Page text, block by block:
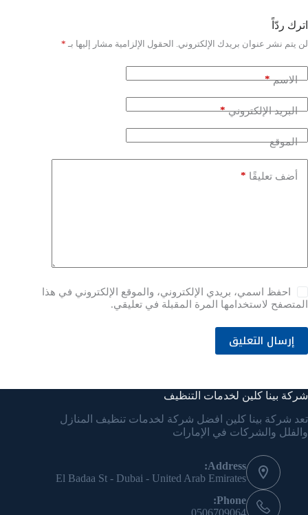
اترك ردّاً
لن يتم نشر عنوان بريدك الإلكتروني. الحقول الإلزامية مشار إليها بـ *
الاسم*
البريد الإلكتروني*
الموقع
أضف تعليقًا *
احفظ اسمي، بريدي الإلكتروني، والموقع الإلكتروني في هذا
المتصفح لاستخدامها المرة المقبلة في تعليقي.
إرسال التعليق
شركة بينا كلين لخدمات التنظيف
تعد شركة بينا كلين افضل شركة لخدمات تنظيف المنازل
والفلل والشركات في الإمارات
Address:
El Badaa St - Dubai - United Arab Emirates
Phone:
‎0506709064